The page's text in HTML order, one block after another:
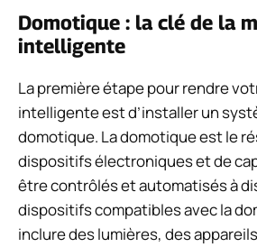
Domotique : la clé de la
intelligente
La première étape pour rendre
intelligente est d’installer un
domotique. La domotique est le
dispositifs électroniques et de
être contrôlés et automatisés à
dispositifs compatibles avec la
inclure des lumières, des